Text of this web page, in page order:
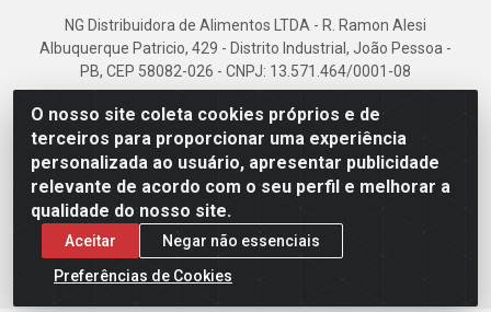
O nosso site coleta cookies próprios e de
terceiros para proporcionar uma experiência
personalizada ao usuário, apresentar publicidade
relevante de acordo com o seu perfil e melhorar a
qualidade do nosso site.
Aceitar
Negar não essenciais
Preferências de Cookies
NG Distribuidora de Alimentos LTDA - R. Ramon Alesi
Albuquerque Patricio, 429 - Distrito Industrial, João Pessoa -
PB, CEP 58082-026 - CNPJ: 13.571.464/0001-08
NG Alimentos, há mais de 14 anos no mercado paraibano, é
referência em frigorificados, destacando-se pela logística
eficiente e excelência.